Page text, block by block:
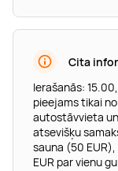
Cita
Ierašanās:
pieejams tikai
autostāvvieta
atsevišķu
sauna (50
EUR par vienu